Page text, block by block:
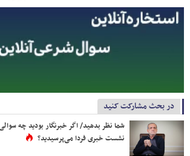
در بحث مشارکت کنید
شما نظر بدهید/ اگر خبرنگار بودید چه
نشست خبری فردا می‌پرسیدید؟